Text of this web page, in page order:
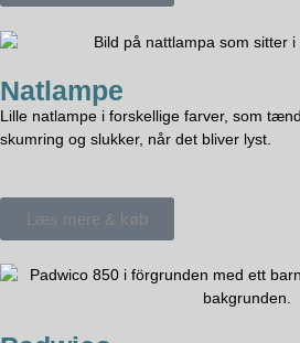
Natlampe
Lille natlampe i forskellige farver, som
skumring og slukker, når det bliver lyst.
Læs mere & køb